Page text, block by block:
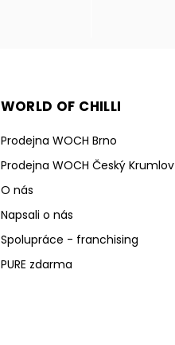
WORLD OF CHILLI
Prodejna WOCH Brno
Prodejna WOCH Český Krumlov
O nás
Napsali o nás
Spolupráce - franchising
PURE zdarma